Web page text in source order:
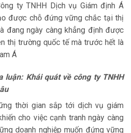
ty TNHH Dịch vụ Giám định Á
được chỗ đứng vững chắc tại thị
đang ngày càng khẳng định được
thị trường quốc tế mà trước hết là
Á
luận: Khái quát về công ty TNHH
thời gian sắp tới dịch vụ giám
cho việc cạnh tranh ngày càng
doanh nghiệp muốn đứng vững